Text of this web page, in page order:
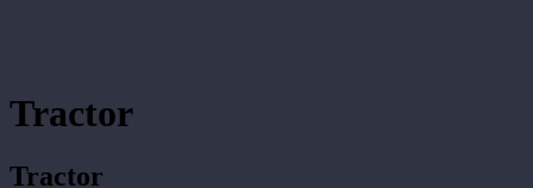
Tractor
Tractor